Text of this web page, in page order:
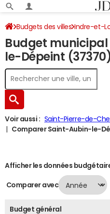
Budgets des villes Indre-et-
Budget 2024
Budget
le-Dépeint
Voir aussi : Saint-Pierre-de-
Comparer Saint-Aubin-le-
Afficher les données
Comparer avec
Budget général